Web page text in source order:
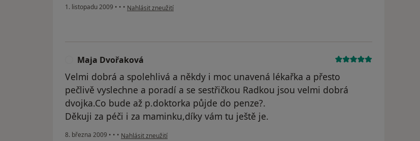
1. listopadu 2009 • • • podle názoru uživatele Váš účet byl odstraněn
Nahlásit zneužití
Maja Dvořaková
Velmi dobrá a spolehlivá a někdy i moc unavená lékařka a přesto
pečlivě vyslechne a poradí a se sestřičkou Radkou jsou velmi dobrá
dvojka.Co bude až p.doktorka půjde do penze?.
Děkuji za péči i za maminku,díky vám tu ještě je.
8. března 2009 • • • podle názoru uživatele Maja Dvořaková
Nahlásit zneužití